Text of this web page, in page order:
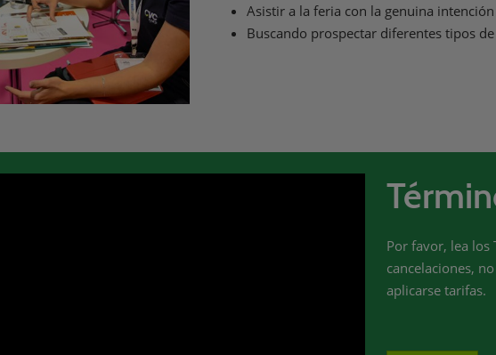
Asistir a la feria con la genuina
Buscando prospectar diferentes tipos
Por favor, lea los
cancelaciones,
aplicarse tarifas.